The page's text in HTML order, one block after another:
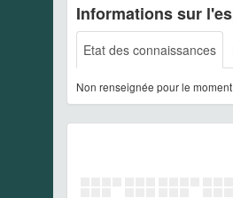
Informations sur
Etat des connaissances
Non renseignée pour le moment